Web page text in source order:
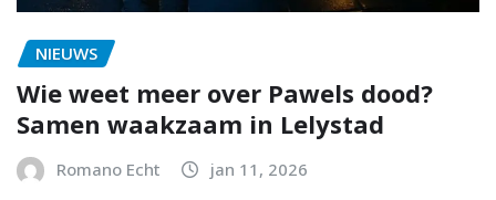
NIEUWS
Wie weet meer over Pawels dood?
Samen waakzaam in Lelystad
Romano Echt jan 11, 2026